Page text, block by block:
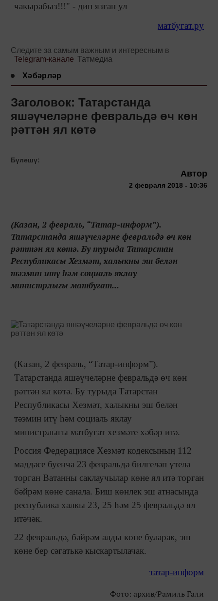
чакырабыз!!!" - дип язган ул
матбугат.ру
Следите за самым важным и интересным в
Telegram-канале Татмедиа
Хәбәрләр
Заголовок: Татарстанда
яшәүчеләрне февральдә өч көн
рәттән ял көтә
Бүлешү:
Автор
2 февраля 2018 - 10:36
(Казан, 2 февраль, “Татар-информ”).
Татарстанда яшәүчеләрне февральдә өч көн
рәттән ял көтә. Бу турыда Татарстан
Республикасы Хезмәт, халыкны эш белән
тәэмин итү һәм социаль яклау
министрлыгы матбугат...
(Казан, 2 февраль, “Татар-информ”).
Татарстанда яшәүчеләрне февральдә өч көн
рәттән ял көтә. Бу турыда Татарстан
Республикасы Хезмәт, халыкны эш белән
тәэмин итү һәм социаль яклау
министрлыгы матбугат хезмәте хәбәр итә.
Россия Федерациясе Хезмәт кодексының 112
маддәсе буенча 23 февральдә билгеләп үтелә
торган Ватанны саклаучылар көне ял итә торган
бәйрәм көне санала. Биш көнлек эш атнасында
республика халкы 23, 25 һәм 25 февральдә ял
итәчәк.
22 февральдә, бәйрәм алды көне буларак, эш
көне бер сәгатькә кыскартылачак.
татар-информ
Фото: архив/Рамиль Гали